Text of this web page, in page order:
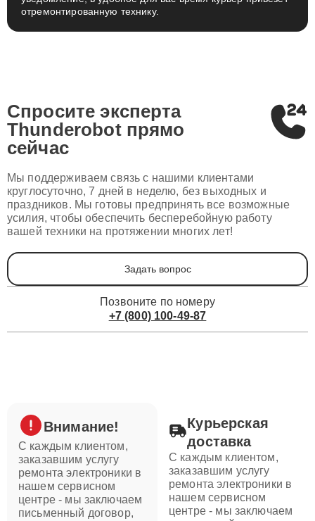
отремонтированную технику.
Спросите эксперта
Thunderobot прямо
сейчас
Мы поддерживаем связь с нашими клиентами
круглосуточно, 7 дней в неделю, без выходных и
праздников. Мы готовы предпринять все возможные
усилия, чтобы обеспечить бесперебойную работу
вашей техники на протяжении многих лет!
Задать вопрос
Позвоните по номеру
+7 (800) 100-49-87
Внимание!
С каждым клиентом,
заказавшим услугу
ремонта электроники в
нашем сервисном
центре - мы заключаем
письменный договор,
Курьерская
доставка
С каждым клиентом,
заказавшим услугу
ремонта электроники в
нашем сервисном
центре - мы заключаем